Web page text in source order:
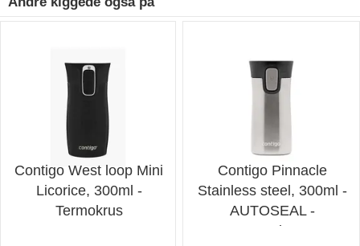
Contigo West loop Mini
Licorice, 300ml -
Termokrus
Contigo Pinnacle
Stainless steel, 300ml -
AUTOSEAL -
Termokrus